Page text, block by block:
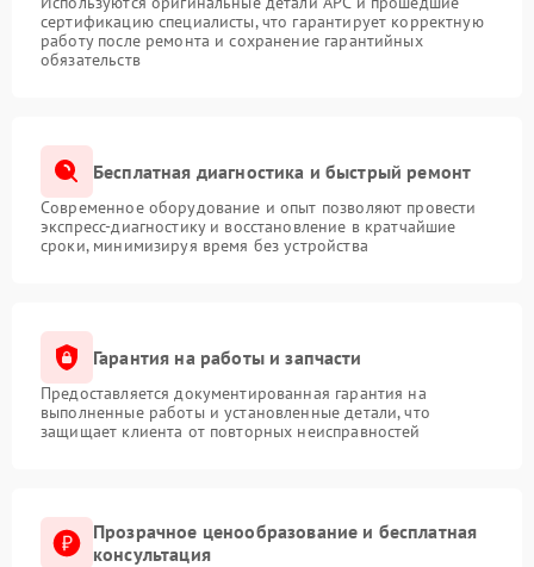
сертификацию специалисты, что гарантирует корректную
работу после ремонта и сохранение гарантийных
обязательств
Бесплатная диагностика и быстрый ремонт
Современное оборудование и опыт позволяют провести
экспресс-диагностику и восстановление в кратчайшие
сроки, минимизируя время без устройства
Гарантия на работы и запчасти
Предоставляется документированная гарантия на
выполненные работы и установленные детали, что
защищает клиента от повторных неисправностей
Прозрачное ценообразование и бесплатная
консультация